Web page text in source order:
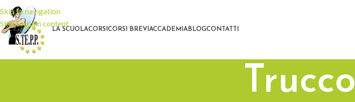
Skip to navigation
Skip to main content
LA SCUOLACORSI CORSI BREVI ACCADEMIABLOGCONTATTI
Trucco